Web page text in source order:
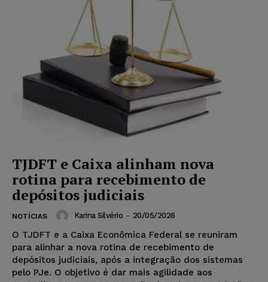
TJDFT e Caixa alinham nova
rotina para recebimento de
depósitos judiciais
NOTÍCIAS Karina Silvério - 20/05/2026
O TJDFT e a Caixa Econômica Federal se reuniram
para alinhar a nova rotina de recebimento de
depósitos judiciais, após a integração dos sistemas
pelo PJe. O objetivo é dar mais agilidade aos